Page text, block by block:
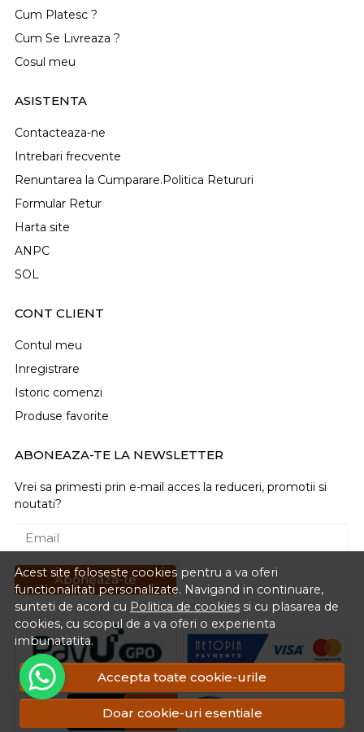
Acest site foloseste cookies pentru a va oferi
functionalitati personalizate. Navigand in continuare,
sunteti de acord cu Politica de cookies si cu plasarea de
cookies, cu scopul de a va oferi o experienta
imbunatatita.
Accepta toate cookie-urile
Doar cookie-uri esentiale
Cum Platesc ?
Cum Se Livreaza ?
Cosul meu
ASISTENTA
Contacteaza-ne
Intrebari frecvente
Renuntarea la Cumparare.Politica Retururi
Formular Retur
Harta site
ANPC
SOL
CONT CLIENT
Contul meu
Inregistrare
Istoric comenzi
Produse favorite
ABONEAZA-TE LA NEWSLETTER
Vrei sa primesti prin e-mail acces la reduceri, promotii si
noutati?
Email
Aboneaza-te